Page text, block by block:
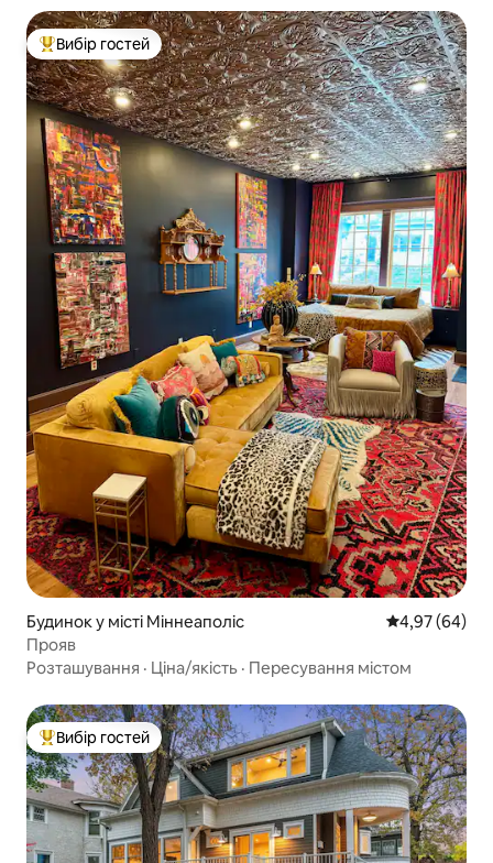
Топ вибір гостей
Вибір гостей
Будинок у місті Міннеаполіс Середня
4,97 (64)
Прояв
Розташування · Ціна/якість · Пересування містом
Топ вибір гостей
Вибір гостей